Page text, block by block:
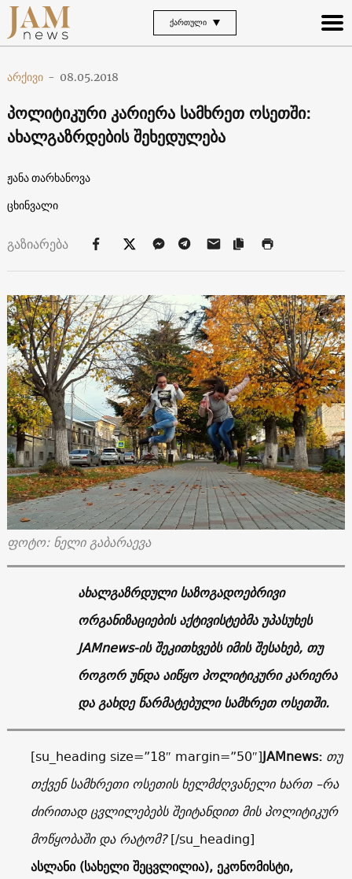
ᲥᲐᲠᲗᲣᲚᲘ
არქივი - 08.05.2018
პოლიტიკური კარიერა სამხრეთ ოსეთში:
ახალგაზრდების შეხედულება
ჟანა თარხანოვა
ცხინვალი
გაზიარება
ფოტო: ნელი გაბარაევა
ახალგაზრდული საზოგადოებრივი
ორგანიზაციების აქტივისტებმა უპასუხეს
JAMnews-ის შეკითხვებს იმის შესახებ, თუ
როგორ უნდა აიწყო პოლიტიკური კარიერა
და გახდე წარმატებული სამხრეთ ოსეთში.
[su_heading size=”18″ margin=”50″]JAMnews: თუ
თქვენ სამხრეთი ოსეთის ხელმძღვანელი ხართ –რა
ძირითად ცვლილებებს შეიტანდით მის პოლიტიკურ
მოწყობაში და რატომ?[/su_heading]
ასლანი (სახელი შეცვლილია), ეკონომისტი,